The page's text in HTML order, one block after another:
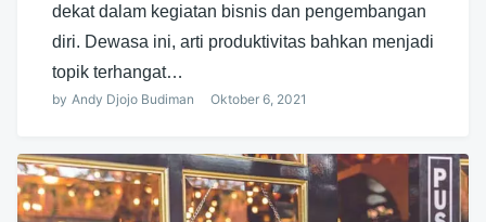
dekat dalam kegiatan bisnis dan pengembangan
diri. Dewasa ini, arti produktivitas bahkan menjadi
topik terhangat…
by Andy Djojo Budiman Oktober 6, 2021